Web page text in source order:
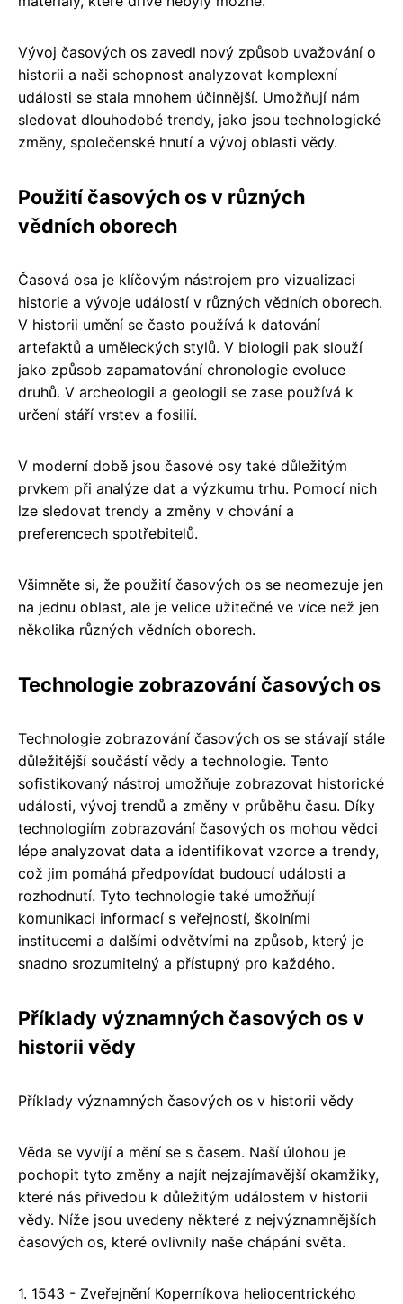
Vývoj časových os zavedl nový způsob uvažování o
historii a naši schopnost analyzovat komplexní
události se stala mnohem účinnější. Umožňují nám
sledovat dlouhodobé trendy, jako jsou technologické
změny, společenské hnutí a vývoj oblasti vědy.
Použití časových os v různých
vědních oborech
Časová osa je klíčovým nástrojem pro vizualizaci
historie a vývoje událostí v různých vědních oborech.
V historii umění se často používá k datování
artefaktů a uměleckých stylů. V biologii pak slouží
jako způsob zapamatování chronologie evoluce
druhů. V archeologii a geologii se zase používá k
určení stáří vrstev a fosilií.
V moderní době jsou časové osy také důležitým
prvkem při analýze dat a výzkumu trhu. Pomocí nich
lze sledovat trendy a změny v chování a
preferencech spotřebitelů.
Všimněte si, že použití časových os se neomezuje jen
na jednu oblast, ale je velice užitečné ve více než jen
několika různých vědních oborech.
Technologie zobrazování časových os
Technologie zobrazování časových os se stávají stále
důležitější součástí vědy a technologie. Tento
sofistikovaný nástroj umožňuje zobrazovat historické
události, vývoj trendů a změny v průběhu času. Díky
technologiím zobrazování časových os mohou vědci
lépe analyzovat data a identifikovat vzorce a trendy,
což jim pomáhá předpovídat budoucí události a
rozhodnutí. Tyto technologie také umožňují
komunikaci informací s veřejností, školními
institucemi a dalšími odvětvími na způsob, který je
snadno srozumitelný a přístupný pro každého.
Příklady významných časových os v
historii vědy
Příklady významných časových os v historii vědy
Věda se vyvíjí a mění se s časem. Naší úlohou je
pochopit tyto změny a najít nejzajímavější okamžiky,
které nás přivedou k důležitým událostem v historii
vědy. Níže jsou uvedeny některé z nejvýznamnějších
časových os, které ovlivnily naše chápání světa.
1. 1543 - Zveřejnění Koperníkova heliocentrického